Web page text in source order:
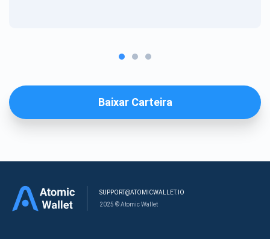
Baixar Carteira
SUPPORT@ATOMICWALLET.IO
2025 © Atomic Wallet